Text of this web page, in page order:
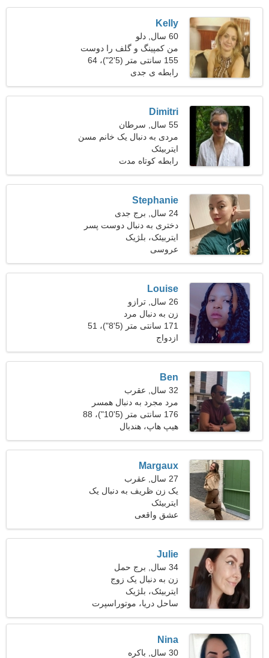
Kelly
60 سال, دلو
من کمپینگ و گلف را دوست
دارم
155 سانتی متر (5'2")، 64
کیلوگرم (141 پوند)
رابطه ی جدی
Dimitri
55 سال, سرطان
مردی به دنبال یک خانم مسن
ایتربیئک
رابطه کوتاه مدت
Stephanie
24 سال, برج جدی
دختری به دنبال دوست پسر
30-36
ایتربیئک، بلژیک
عروسی
Louise
26 سال, ترازو
زن به دنبال مرد
171 سانتی متر (5'8")، 51
کیلوگرم (112 پوند)
ازدواج
Ben
32 سال, عقرب
مرد مجرد به دنبال همسر
176 سانتی متر (5'10")، 88
کیلوگرم (194 پوند)
هیپ هاپ، هندبال
Margaux
27 سال, عقرب
یک زن ظریف به دنبال یک
رابطه جدی است
ایتربیئک
عشق واقعی
Julie
34 سال, برج حمل
زن به دنبال یک زوج
ایتربیئک، بلژیک
ساحل دریا، موتوراسپرت
Nina
30 سال, باکره